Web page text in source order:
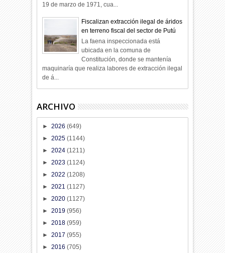
19 de marzo de 1971, cua...
Fiscalizan extracción ilegal de áridos
en terreno fiscal del sector de Putú
La faena inspeccionada está
ubicada en la comuna de
Constitución, donde se mantenía
maquinaría que realiza labores de extracción ilegal
de á...
ARCHIVO
►2026(649)
►2025(1144)
►2024(1211)
►2023(1124)
►2022(1208)
►2021(1127)
►2020(1127)
►2019(956)
►2018(959)
►2017(955)
►2016(705)